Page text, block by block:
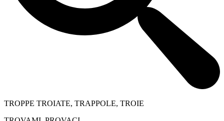
TROPPE TROIATE, TRAPPOLE, TROIE